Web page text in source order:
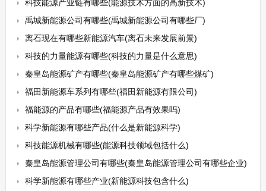
科技能源产业链有哪些(能源技术方面的高新技术)
禹城新能源公司有哪些(禹城新能源公司有哪些厂)
离石现在有哪些新能源汽车(离石未来发展前景)
科技的力量能源有哪些(科技的力量是什么意思)
秦皇岛能源矿产有哪些(秦皇岛能源矿产有哪些煤矿)
福田新能源车系列有哪些(福田新能源有限公司)
福能源的产品有哪些(福能源产品有效果吗)
科学新能源有哪些产品(什么是新能源科学)
科技能源机械有哪些(能源科技领域包括什么)
秦皇岛能源管理公司有哪些(秦皇岛能源管理公司有哪些企业)
科学新能源有哪些产业(新能源科技包含什么)